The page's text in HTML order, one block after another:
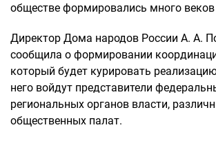
обществе формировались много
Директор Дома народов России А. А.
сообщила о формировании
который будет курировать
него войдут представители
региональных органов власти,
общественных палат.